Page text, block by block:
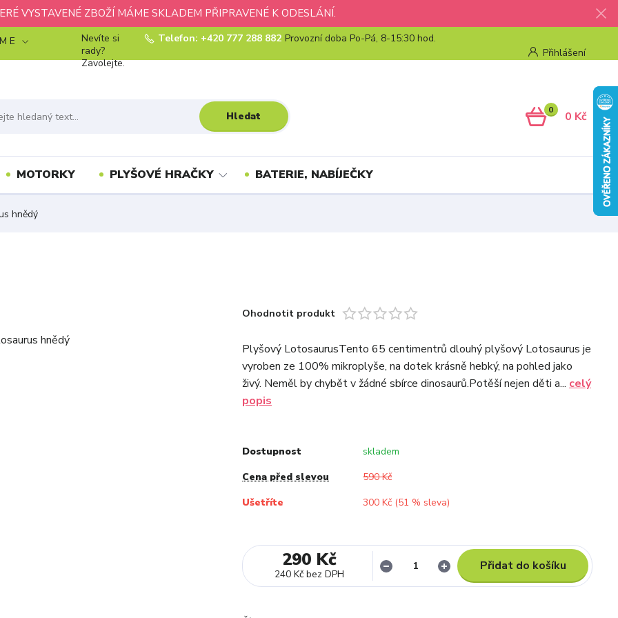
VYSTAVENÉ ZBOŽÍ MÁME SKLADEM PŘIPRAVENÉ K ODESLÁNÍ.
E
Přihlášení
Hledat
Nevíte si
rady?
Zavolejte.
Telefon: +420 777 288 882 Provozní doba Po-Pá, 8-15:30 hod.
0 0 Kč
MOTORKY PLYŠOVÉ HRAČKY BATERIE, NABÍJEČKY
hnědý
Ohodnotit produkt
Plyšový LotosaurusTento 65 centimentrů dlouhý plyšový Lotosaurus je
vyroben ze 100% mikroplyše, na dotek krásně hebký, na pohled jako
živý. Neměl by chybět v žádné sbírce dinosaurů.Potěší nejen děti a... celý
popis
Dostupnost
skladem
Cena před slevou
590 Kč
Ušetříte
300 Kč (51 % sleva)
290 Kč
240 Kč bez DPH
Přidat do košíku